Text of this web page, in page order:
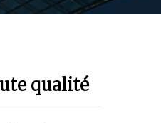
qualité